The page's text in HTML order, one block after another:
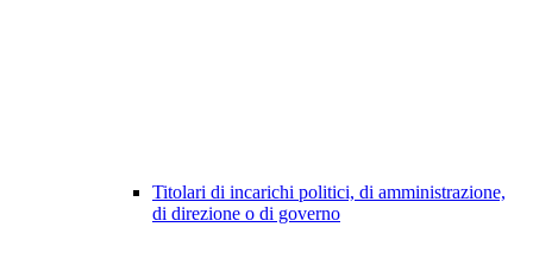
Titolari di incarichi politici, di amministrazione,
di direzione o di governo